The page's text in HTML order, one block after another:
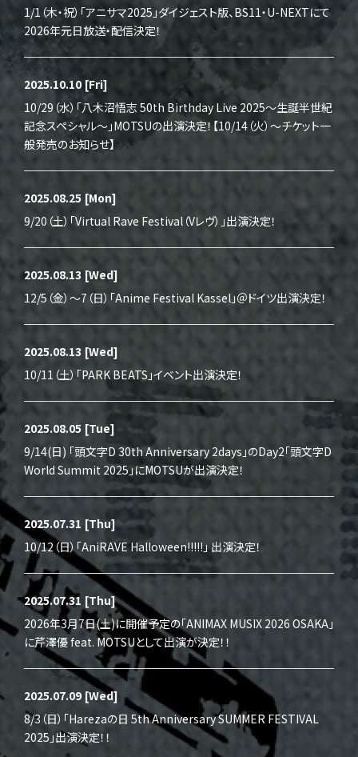
1/1（木・祝）「アニサマ2025」ダイジェスト版、BS11・U-NEXTにて
2026年元日放送・配信決定！
2025.10.10 [Fri]
10/29（水）「八木沼悟志 50th Birthday Live 2025～生誕半世紀
記念スペシャル～」MOTSUの出演決定！【10/14（火）～チケット一
般発売のお知らせ】
2025.08.25 [Mon]
9/20（土）「Virtual Rave Festival（Vレヴ）」出演決定！
2025.08.13 [Wed]
12/5（金）～7（日）「Anime Festival Kassel」＠ドイツ出演決定！
2025.08.13 [Wed]
10/11（土）「PARK BEATS」イベント出演決定！
2025.08.05 [Tue]
9/14(日) 「頭文字D 30th Anniversary 2days」のDay2「頭文字D
World Summit 2025」にMOTSUが出演決定！
2025.07.31 [Thu]
10/12（日）「AniRAVE Halloween!!!!!」 出演決定！
2025.07.31 [Thu]
2026年3月7日(土)に開催予定の「ANIMAX MUSIX 2026 OSAKA」
に芹澤優 feat. MOTSUとして出演が決定！！
2025.07.09 [Wed]
8/3（日）「Harezaの日 5th Anniversary SUMMER FESTIVAL
2025」出演決定！！